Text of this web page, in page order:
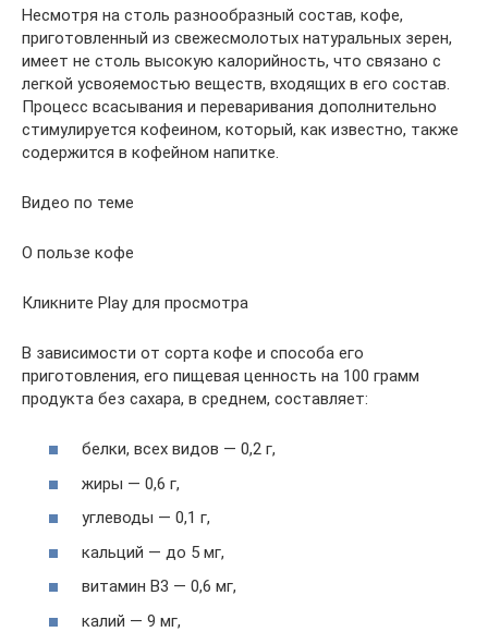
Несмотря на столь разнообразный состав, кофе,
приготовленный из свежесмолотых натуральных зерен,
имеет не столь высокую калорийность, что связано с
легкой усвояемостью веществ, входящих в его состав.
Процесс всасывания и переваривания дополнительно
стимулируется кофеином, который, как известно, также
содержится в кофейном напитке.
Видео по теме
О пользе кофе
Кликните Play для просмотра
В зависимости от сорта кофе и способа его
приготовления, его пищевая ценность на 100 грамм
продукта без сахара, в среднем, составляет:
белки, всех видов — 0,2 г,
жиры — 0,6 г,
углеводы — 0,1 г,
кальций — до 5 мг,
витамин В3 — 0,6 мг,
калий — 9 мг,